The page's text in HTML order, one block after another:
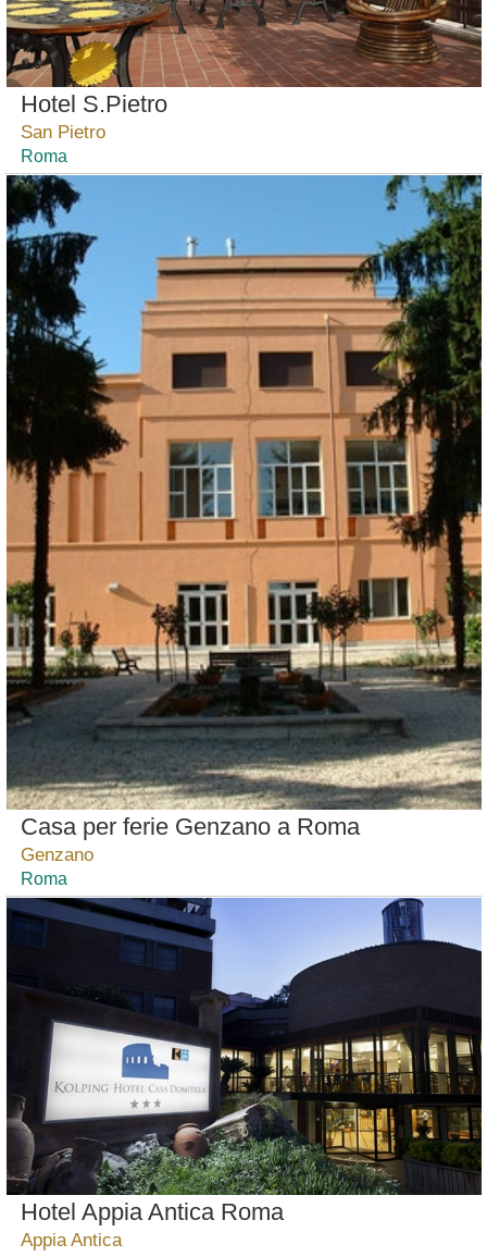
Hotel S.Pietro
San Pietro
Roma
Casa per ferie Genzano a Roma
Genzano
Roma
Hotel Appia Antica Roma
Appia Antica